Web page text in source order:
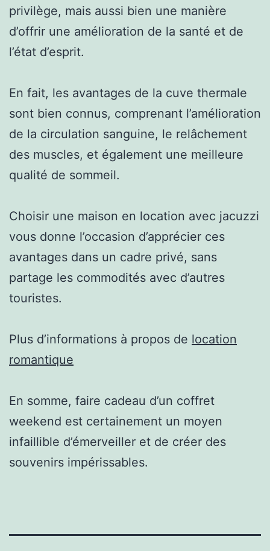
privilège, mais aussi bien une manière
d’offrir une amélioration de la santé et de
l’état d’esprit.
En fait, les avantages de la cuve thermale
sont bien connus, comprenant l’amélioration
de la circulation sanguine, le relâchement
des muscles, et également une meilleure
qualité de sommeil.
Choisir une maison en location avec jacuzzi
vous donne l’occasion d’apprécier ces
avantages dans un cadre privé, sans
partage les commodités avec d’autres
touristes.
Plus d’informations à propos de location
romantique
En somme, faire cadeau d’un coffret
weekend est certainement un moyen
infaillible d’émerveiller et de créer des
souvenirs impérissables.